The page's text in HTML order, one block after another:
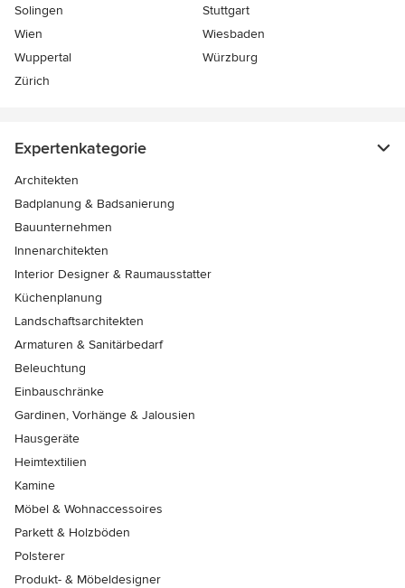
Solingen
Stuttgart
Wien
Wiesbaden
Wuppertal
Würzburg
Zürich
Expertenkategorie
Architekten
Badplanung & Badsanierung
Bauunternehmen
Innenarchitekten
Interior Designer & Raumausstatter
Küchenplanung
Landschaftsarchitekten
Armaturen & Sanitärbedarf
Beleuchtung
Einbauschränke
Gardinen, Vorhänge & Jalousien
Hausgeräte
Heimtextilien
Kamine
Möbel & Wohnaccessoires
Parkett & Holzböden
Polsterer
Produkt- & Möbeldesigner